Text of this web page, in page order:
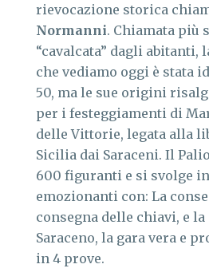
rievocazione storica
Normanni. Chiamata più
“cavalcata” dagli abitanti,
che vediamo oggi è stata
50, ma le sue origini
per i festeggiamenti di
delle Vittorie, legata alla
Sicilia dai Saraceni. Il
600 figuranti e si svolge
emozionanti con: La
consegna delle chiavi, e
Saraceno, la gara vera e
in 4 prove.